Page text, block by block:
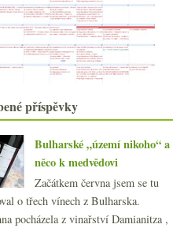
ISBN pro vína
3/4 Cabernet Moravia a fajn
Blaufränkisch
Valpolicella od Scriani
července(10)
června(22)
května(22)
dubna(19)
března(22)
února(15)
ledna(21)
příspěvky
Bulharské „území nikoho“ a
něco k medvědovi
Začátkem června jsem se tu
o třech vínech z Bulharska.
pocházela z vinařství Damianitza ,